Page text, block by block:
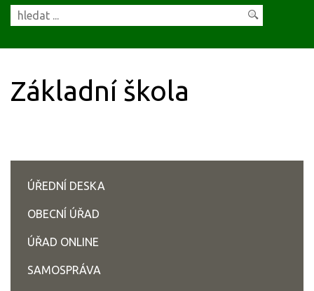
Základní škola
ÚŘEDNÍ DESKA
OBECNÍ ÚŘAD
ÚŘAD ONLINE
SAMOSPRÁVA